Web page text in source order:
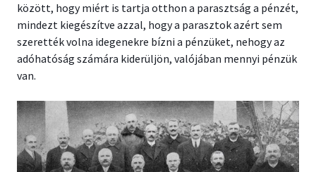
között, hogy miért is tartja otthon a parasztság a pénzét,
mindezt kiegészítve azzal, hogy a parasztok azért sem
szerették volna idegenekre bízni a pénzüket, nehogy az
adóhatóság számára kiderüljön, valójában mennyi pénzük
van.